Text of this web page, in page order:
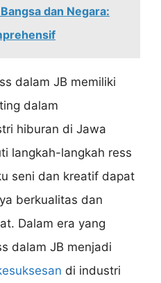
dan Negara:
dalam JB memiliki
dalam
hiburan di Jawa
langkah-langkah ress
seni dan kreatif dapat
berkualitas dan
Dalam era yang
dalam JB menjadi
di industri